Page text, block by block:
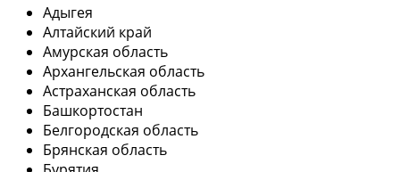
Адыгея
Алтайский край
Амурская область
Архангельская область
Астраханская область
Башкортостан
Белгородская область
Брянская область